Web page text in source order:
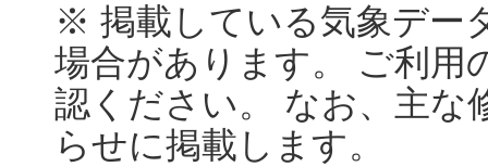
※ 掲載している気象デー
場合があります。 ご利用
認ください。 なお、主な
らせに掲載します。